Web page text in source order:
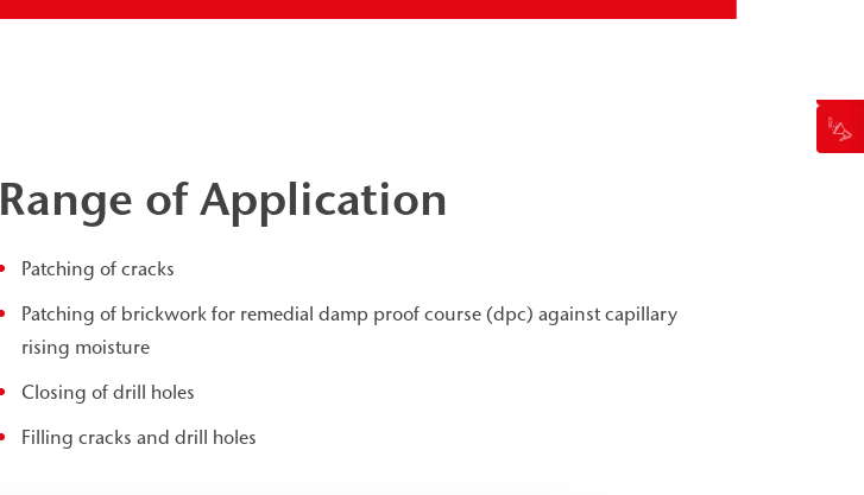
Range of Application
Patching of cracks
Patching of brickwork for remedial damp proof course (dpc) against capillary
rising moisture
Closing of drill holes
Filling cracks and drill holes